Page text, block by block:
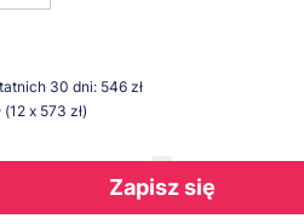
30 dni: 546 zł
x 573 zł)
Zapisz się